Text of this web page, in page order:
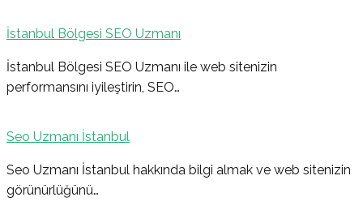
İstanbul Bölgesi SEO Uzmanı
İstanbul Bölgesi SEO Uzmanı ile web sitenizin
performansını iyileştirin, SEO…
Seo Uzmanı İstanbul
Seo Uzmanı İstanbul hakkında bilgi almak ve web sitenizin
görünürlüğünü…
Yazı
gezinmesi